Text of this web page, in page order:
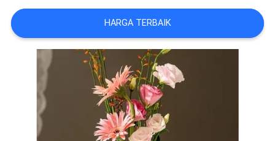
PRIVACY
POLICY
HARGA TERBAIK